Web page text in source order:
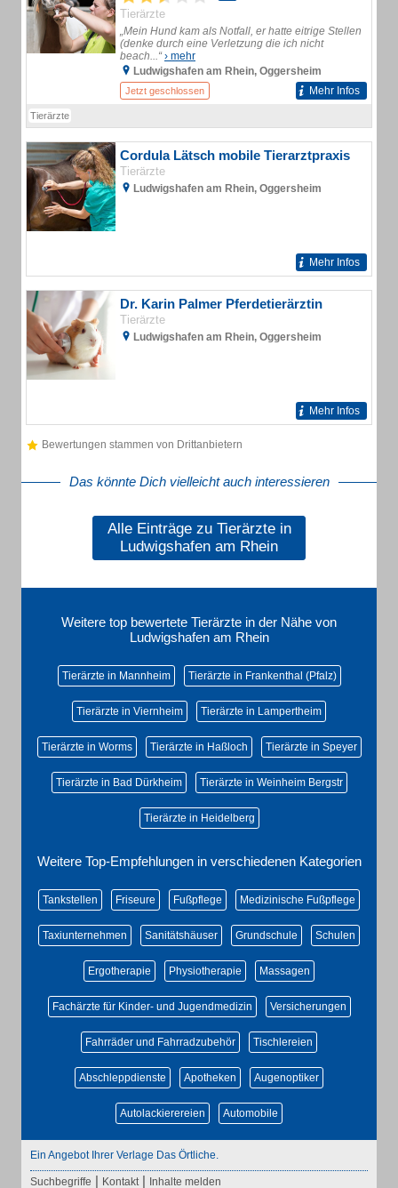
Tierärzte
„Mein Hund kam als Notfall, er hatte eitrige Stellen
(denke durch eine Verletzung die ich nicht
beach...“› mehr
Ludwigshafen am Rhein, Oggersheim
Jetzt geschlossen Mehr Infos
Tierärzte
Cordula Lätsch mobile Tierarztpraxis
Tierärzte
Ludwigshafen am Rhein, Oggersheim
Mehr Infos
Dr. Karin Palmer Pferdetierärztin
Tierärzte
Ludwigshafen am Rhein, Oggersheim
Mehr Infos
Bewertungen stammen von Drittanbietern
Das könnte Dich vielleicht auch interessieren
Alle Einträge zu Tierärzte in
Ludwigshafen am Rhein
Weitere top bewertete Tierärzte in der Nähe von
Ludwigshafen am Rhein
Tierärzte in Mannheim Tierärzte in Frankenthal (Pfalz)
Tierärzte in Viernheim Tierärzte in Lampertheim
Tierärzte in Worms Tierärzte in Haßloch Tierärzte in Speyer
Tierärzte in Bad Dürkheim Tierärzte in Weinheim Bergstr
Tierärzte in Heidelberg
Weitere Top-Empfehlungen in verschiedenen Kategorien
Tankstellen Friseure Fußpflege Medizinische Fußpflege
Taxiunternehmen Sanitätshäuser Grundschule Schulen
Ergotherapie Physiotherapie Massagen
Fachärzte für Kinder- und Jugendmedizin Versicherungen
Fahrräder und Fahrradzubehör Tischlereien
Abschleppdienste Apotheken Augenoptiker
Autolackierereien Automobile
Ein Angebot Ihrer Verlage Das Örtliche.
Suchbegriffe | Kontakt | Inhalte melden